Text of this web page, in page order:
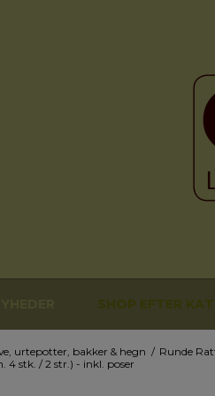
SHOP EFTER
urtepotter, bakker & hegn / Runde
stk. / 2 str.) - inkl. poser